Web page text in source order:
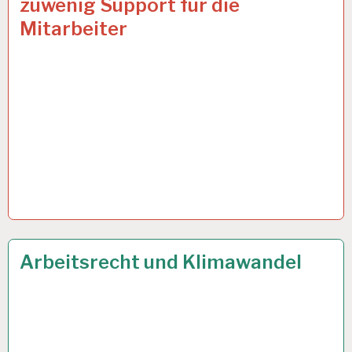
ARBEITSTAG…
zuwenig Support für die
Mitarbeiter
12-
STUNDEN-
Arbeitsrecht und Klimawandel
26 JULI 2023